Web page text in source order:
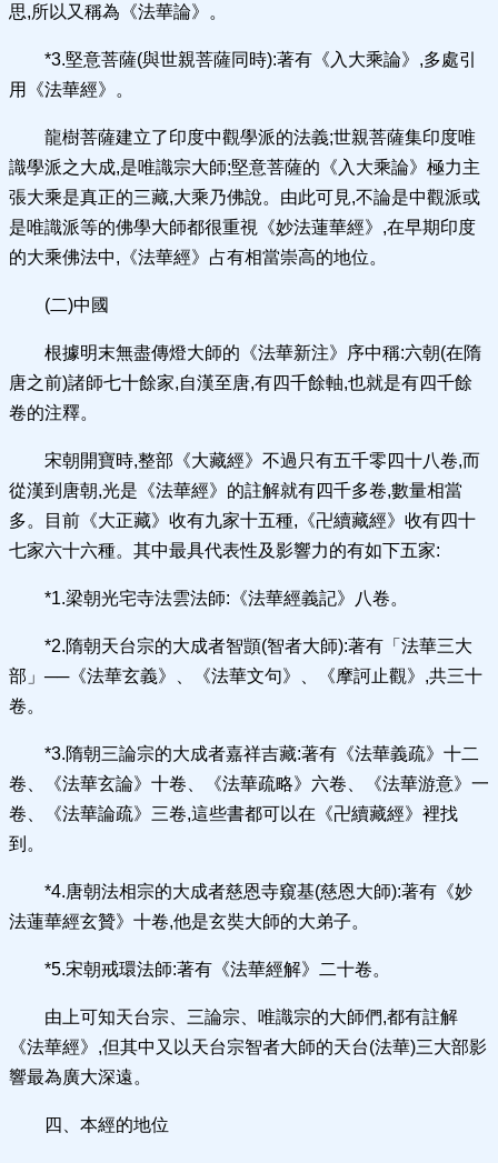
思,所以又稱為《法華論》。
*3.堅意菩薩(與世親菩薩同時):著有《入大乘論》,多處引
用《法華經》。
龍樹菩薩建立了印度中觀學派的法義;世親菩薩集印度唯
識學派之大成,是唯識宗大師;堅意菩薩的《入大乘論》極力主
張大乘是真正的三藏,大乘乃佛說。由此可見,不論是中觀派或
是唯識派等的佛學大師都很重視《妙法蓮華經》,在早期印度
的大乘佛法中,《法華經》占有相當崇高的地位。
(二)中國
根據明末無盡傳燈大師的《法華新注》序中稱:六朝(在隋
唐之前)諸師七十餘家,自漢至唐,有四千餘軸,也就是有四千餘
卷的注釋。
宋朝開寶時,整部《大藏經》不過只有五千零四十八卷,而
從漢到唐朝,光是《法華經》的註解就有四千多卷,數量相當
多。目前《大正藏》收有九家十五種,《卍續藏經》收有四十
七家六十六種。其中最具代表性及影響力的有如下五家:
*1.梁朝光宅寺法雲法師:《法華經義記》八卷。
*2.隋朝天台宗的大成者智顗(智者大師):著有「法華三大
部」──《法華玄義》、《法華文句》、《摩訶止觀》,共三十
卷。
*3.隋朝三論宗的大成者嘉祥吉藏:著有《法華義疏》十二
卷、《法華玄論》十卷、《法華疏略》六卷、《法華游意》一
卷、《法華論疏》三卷,這些書都可以在《卍續藏經》裡找
到。
*4.唐朝法相宗的大成者慈恩寺窺基(慈恩大師):著有《妙
法蓮華經玄贊》十卷,他是玄奘大師的大弟子。
*5.宋朝戒環法師:著有《法華經解》二十卷。
由上可知天台宗、三論宗、唯識宗的大師們,都有註解
《法華經》,但其中又以天台宗智者大師的天台(法華)三大部影
響最為廣大深遠。
四、本經的地位